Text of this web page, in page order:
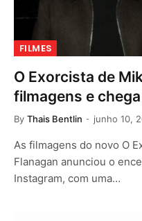
FILMES
O Exorcista de
filmagens e
By Thais Bentlin junho 10,
As filmagens do novo O
Flanagan anunciou o
Instagram, com uma…